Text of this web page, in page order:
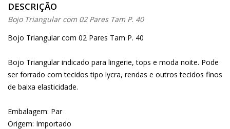
DESCRIÇÃO
Bojo Triangular com 02 Pares Tam P. 40
Bojo Triangular com 02 Pares Tam P. 40
Bojo Triangular indicado para lingerie, tops e moda noite. Pode
ser forrado com tecidos tipo lycra, rendas e outros tecidos finos
de baixa elasticidade.
Embalagem: Par
Origem: Importado